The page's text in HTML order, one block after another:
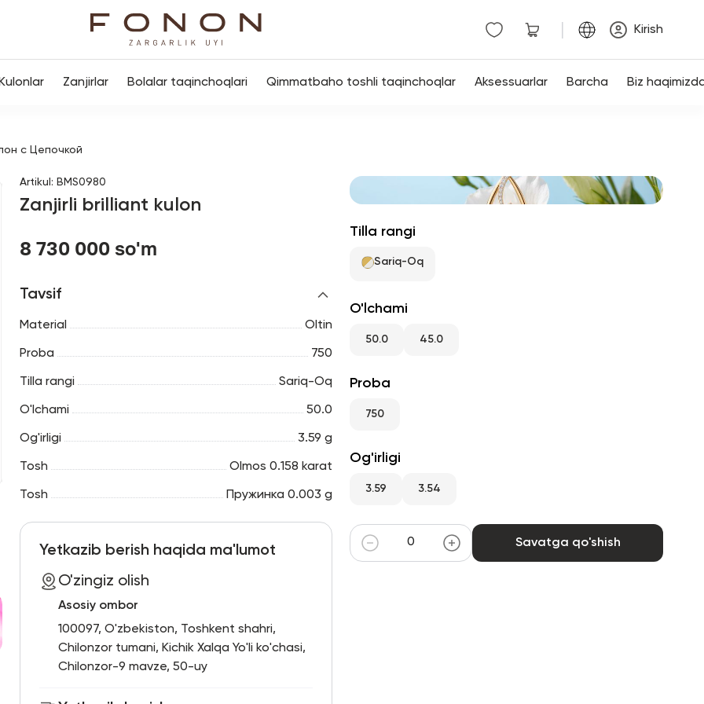
Kirish
Kulonlar Zanjirlar Bolalar taqinchoqlari Qimmatbaho toshli taqinchoqlar Aksessuarlar Barcha Biz
с Цепочкой
Artikul : BMS0980
Zanjirli brilliant kulon
8 730 000 so'm
Tavsif
Material Oltin
Proba 750
Tilla rangi Sariq-Oq
O'lchami 50.0
Og'irligi 3.59 g
Tosh Olmos 0.158 karat
Tosh Пружинка 0.003 g
Yetkazib berish haqida ma'lumot
O'zingiz olish
Asosiy ombor
100097, O'zbekiston, Toshkent shahri,
Chilonzor tumani, Kichik Xalqa Yo'li ko'chasi,
Chilonzor-9 mavze, 50-uy
Tilla rangi
Sariq-Oq
O'lchami
50.0 45.0
Proba
750
Og'irligi
3.59 3.54
Savatga qo'shish